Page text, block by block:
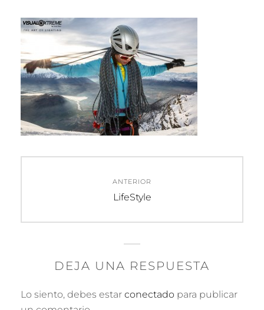
entradas
ANTERIOR
Entrada
LifeStyle
DEJA UNA RESPUESTA
Lo siento, debes estar conectado para publicar